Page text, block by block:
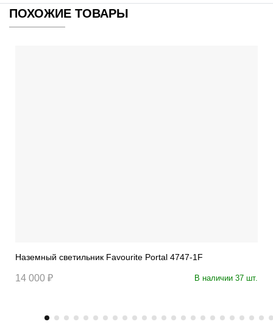
ПОХОЖИЕ ТОВАРЫ
Наземный светильник Favourite Portal 4747-1F
14 000 ₽ В наличии 37 шт.